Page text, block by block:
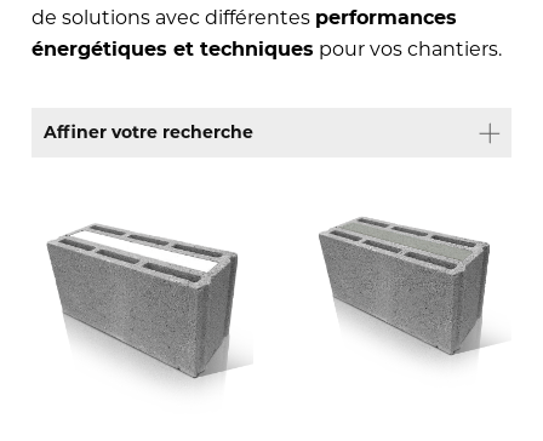
de solutions avec différentes performances
énergétiques et techniques pour vos chantiers.
Affiner votre recherche
réglementation
sismique
Conforme Eurocode 8